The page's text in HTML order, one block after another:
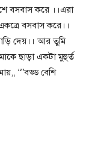
বসবাস করে ।।এরা
বসবাস করে।।
দেয়।। আর তুমি
ছাড়া একটা মুহুর্ত
“”বড্ড বেশি